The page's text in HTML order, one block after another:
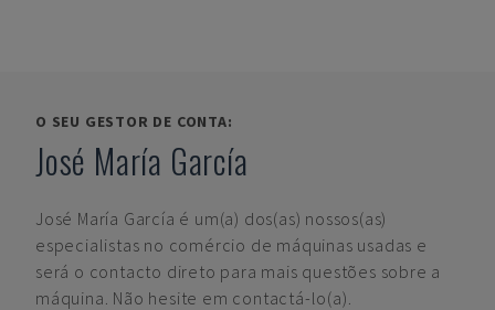
O SEU GESTOR DE CONTA:
José María García
José María García é um(a) dos(as) nossos(as)
especialistas no comércio de máquinas usadas e
será o contacto direto para mais questões sobre a
máquina. Não hesite em contactá-lo(a).